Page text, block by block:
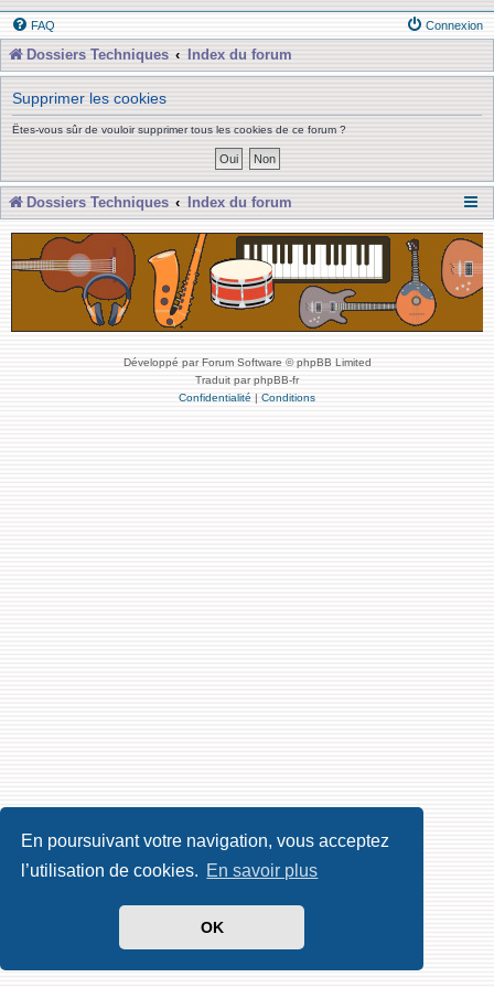
En poursuivant votre navigation, vous acceptez
l’utilisation de cookies. En savoir plus
OK
FAQ Connexion
Dossiers Techniques Index du forum
Supprimer les cookies
Êtes-vous sûr de vouloir supprimer tous les cookies de ce forum ?
Dossiers Techniques Index du forum
Développé par Forum Software © phpBB Limited
Traduit par phpBB-fr
Confidentialité | Conditions